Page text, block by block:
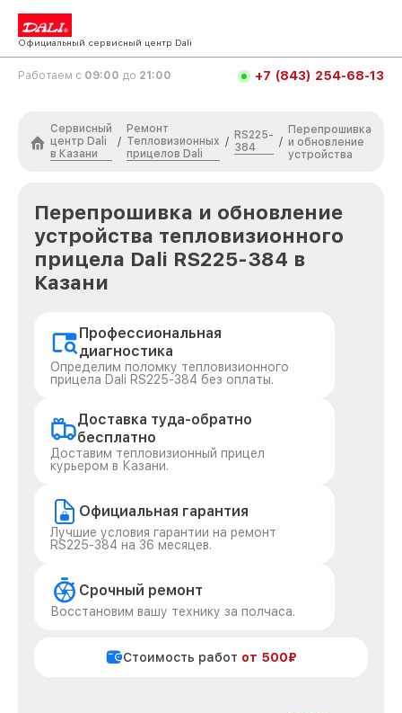
Официальный сервисный центр Dali
Работаем с 09:00 до 21:00 +7 (843) 254-68-13
Сервисный
центр Dali
в Казани
/
Ремонт
Тепловизионных
прицелов Dali
/
RS225-
384
/
Перепрошивка
и обновление
устройства
Перепрошивка и обновление
устройства тепловизионного
прицела Dali RS225-384 в
Казани
Профессиональная
диагностика
Определим поломку тепловизионного
прицела Dali RS225-384 без оплаты.
Доставка туда-обратно
бесплатно
Доставим тепловизионный прицел
курьером в Казани.
Официальная гарантия
Лучшие условия гарантии на ремонт
RS225-384 на 36 месяцев.
Срочный ремонт
Восстановим вашу технику за полчаса.
Стоимость работ от 500₽